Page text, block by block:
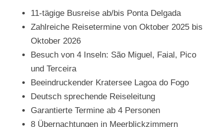
11-tägige Busreise ab/bis Ponta Delgada
Zahlreiche Reisetermine von Oktober 2025 bis
Oktober 2026
Besuch von 4 Inseln: São Miguel, Faial, Pico
und Terceira
Beeindruckender Kratersee Lagoa do Fogo
Deutsch sprechende Reiseleitung
Garantierte Termine ab 4 Personen
8 Übernachtungen in Meerblickzimmern